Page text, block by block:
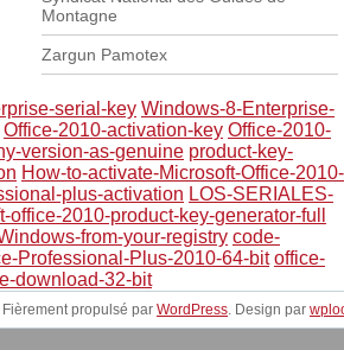
Montagne
Zargun Pamotex
serial-key Windows-8-Enterprise-
Office-2010-activation-key Office-2010-
version-as-genuine product-key-
How-to-activate-Microsoft-Office-2010-
plus-activation LOS-SERIALES-
office-2010-product-key-generator-full
from-your-registry code-
Professional-Plus-2010-64-bit office-
download-32-bit
Fièrement propulsé par WordPress. Design par